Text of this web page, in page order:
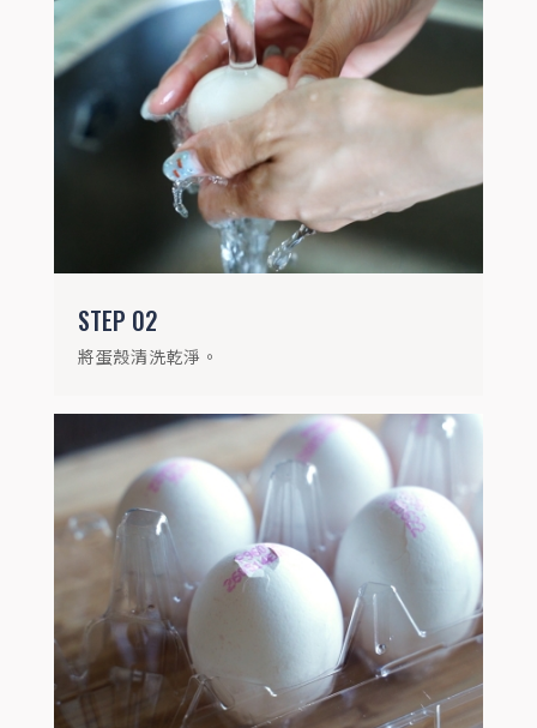
STEP 02
將蛋殼清洗乾淨。
STEP03
將蛋氣室(較鈍的一端)朝上，用湯匙輕輕敲
破
04
準備內鍋，放入茶葉蛋滷包，並倒入醬油、
米酒、冰糖、600毫升的水。